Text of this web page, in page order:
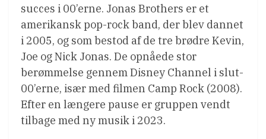
succes i 00’erne. Jonas Brothers er et
amerikansk pop-rock band, der blev dannet
i 2005, og som bestod af de tre brødre Kevin,
Joe og Nick Jonas. De opnåede stor
berømmelse gennem Disney Channel i slut-
00’erne, især med filmen Camp Rock (2008).
Efter en længere pause er gruppen vendt
tilbage med ny musik i 2023.